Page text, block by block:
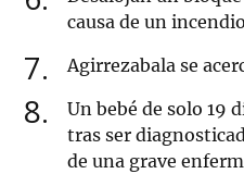
causa de un incendio
7 Agirrezabala se
8
Un bebé de solo 19
tras ser
de una grave